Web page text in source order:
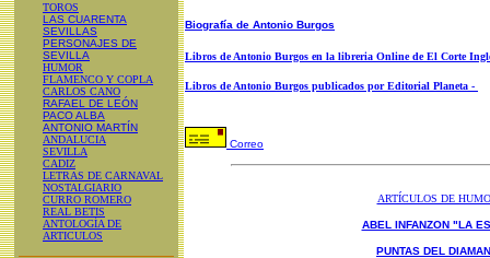
TOROS
LAS CUARENTA
SEVILLAS
PERSONAJES DE
SEVILLA
HUMOR
FLAMENCO Y COPLA
CARLOS CANO
RAFAEL DE LEÓN
PACO ALBA
ANTONIO MARTÍN
ANDALUCIA
SEVILLA
CADIZ
LETRAS DE CARNAVAL
NOSTALGIARIO
CURRO ROMERO
REAL BETIS
ANTOLOGÍA DE
ARTICULOS
Biografía de Antonio Burgos
Libros de Antonio Burgos en la libreria Online de El Corte
Libros de Antonio Burgos publicados por Editorial Planeta -
Correo
ARTÍCULOS DE
ABEL INFANZON "LA
PUNTAS DEL